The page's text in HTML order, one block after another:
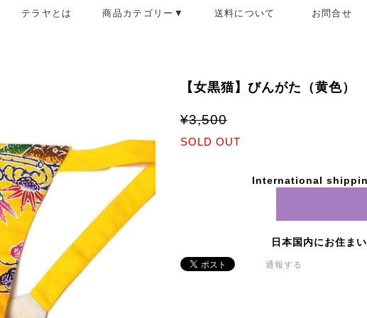
テラヤとは 商品カテゴリー▼ 送料について お問合せ
【女黒猫】びんがた（黄色）
¥3,500
SOLD OUT
International
日本国内にお住ま
通報する